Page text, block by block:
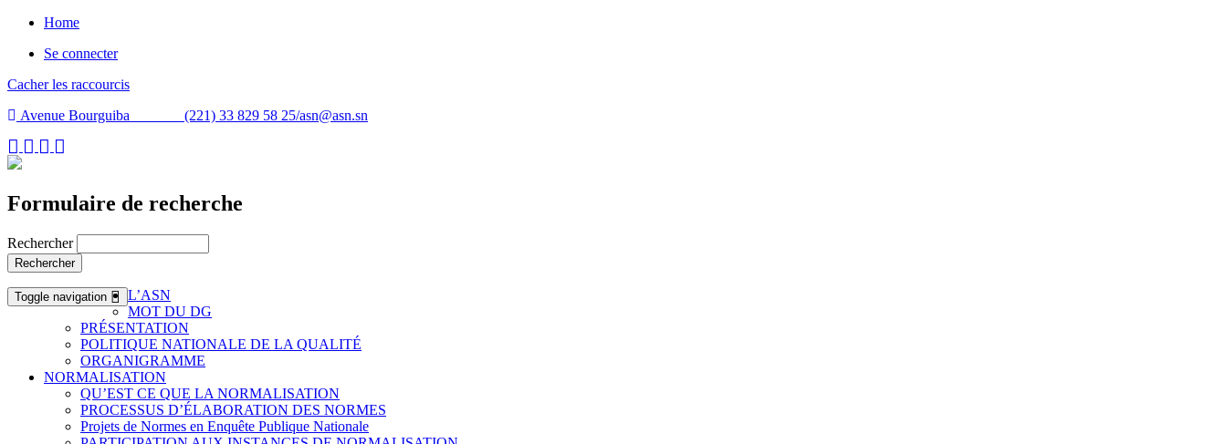
Home
Se connecter
Cacher les raccourcis
Avenue Bourguiba (221) 33 829 58 25/asn@asn.sn
Formulaire de recherche
Rechercher
Rechercher
Toggle navigation
L’ASN
MOT DU DG
PRÉSENTATION
POLITIQUE NATIONALE DE LA QUALITÉ
ORGANIGRAMME
NORMALISATION
QU’EST CE QUE LA NORMALISATION
PROCESSUS D’ÉLABORATION DES NORMES
Projets de Normes en Enquête Publique Nationale